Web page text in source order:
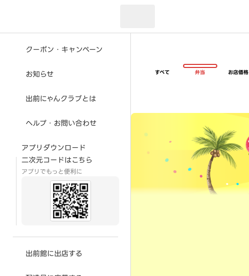
クーポン・キャンペーン
お知らせ
出前にゃんクラブとは
ヘルプ・お問い合わせ
アプリダウンロード
二次元コードはこちら
アプリでもっと便利に
出前館に出店する
すべて 弁当 お店価格
超ゴイゴイヤスー夏祭